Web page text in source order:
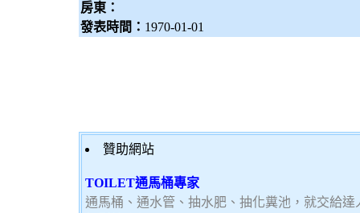
房東：
發表時間： 1970-01-01
贊助網站
TOILET通馬桶專家
通馬桶、通水管、抽水肥、抽化糞池，就交給